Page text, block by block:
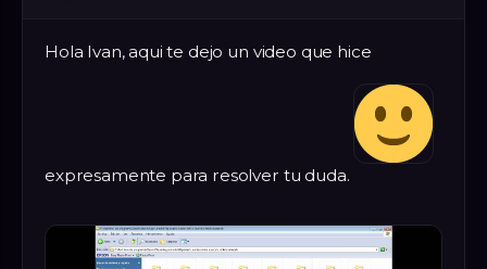
Hola Ivan, aqui te dejo un video que hice
expresamente para resolver tu duda.